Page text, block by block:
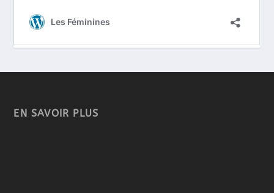
EN SAVOIR PLUS